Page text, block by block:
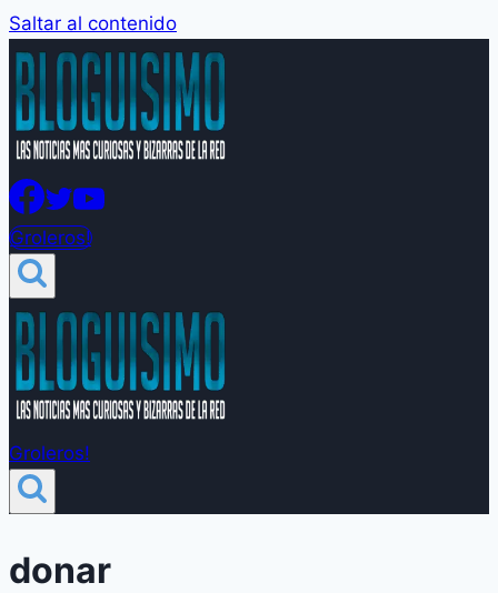
Saltar al contenido
Groleros!
Groleros!
donar